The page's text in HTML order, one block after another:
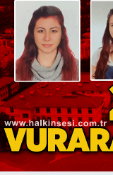
ÇEVRE
BİLİM VE
DUNYA
Düzce